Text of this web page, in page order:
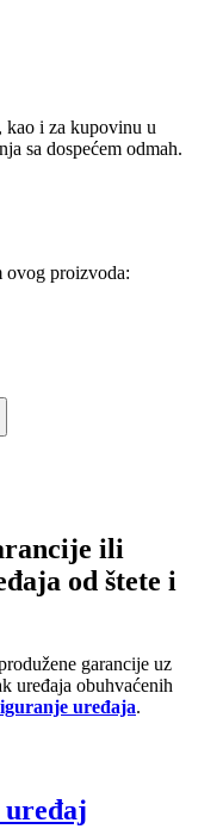
kao i za kupovinu u
sa dospećem odmah.
proizvoda:
ili
od štete i
garancije uz
uređaja obuhvaćenih
uređaja.